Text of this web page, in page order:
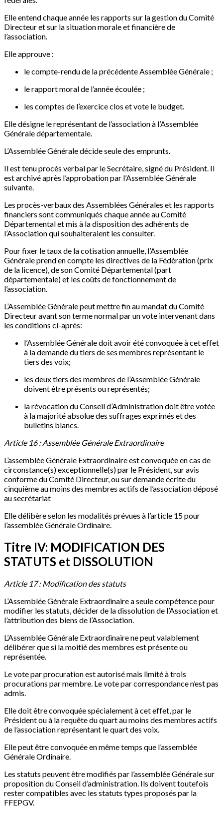
Elle entend chaque année les rapports sur la gestion du Comité
Directeur et sur la situation morale et financière de
l’association.
Elle approuve :
le compte-rendu de la précédente Assemblée Générale ;
le rapport moral de l’année écoulée ;
les comptes de l’exercice clos et vote le budget.
Elle désigne le représentant de l’association à l’Assemblée
Générale départementale.
L’Assemblée Générale décide seule des emprunts.
Il est tenu procès verbal par le Secrétaire, signé du Président. Il
est archivé après l’approbation par l’Assemblée Générale
suivante.
Les procès-verbaux des Assemblées Générales et les rapports
financiers sont communiqués chaque année au Comité
Départemental et mis à la disposition des adhérents de
l’Association qui souhaiteraient les consulter.
Pour fixer le taux de la cotisation annuelle, l’Assemblée
Générale prend en compte les directives de la Fédération (prix
de la licence), de son Comité Départemental (part
départementale) et les coûts de fonctionnement de
l’association.
L’Assemblée Générale peut mettre fin au mandat du Comité
Directeur avant son terme normal par un vote intervenant dans
les conditions ci-après:
l’Assemblée Générale doit avoir été convoquée à cet effet
à la demande du tiers de ses membres représentant le
tiers des voix;
les deux tiers des membres de l’Assemblée Générale
doivent être présents ou représentés;
la révocation du Conseil d’Administration doit être votée
à la majorité absolue des suffrages exprimés et des
bulletins blancs.
Article 16 : Assemblée Générale Extraordinaire
L’assemblée Générale Extraordinaire est convoquée en cas de
circonstance(s) exceptionnelle(s) par le Président, sur avis
conforme du Comité Directeur, ou sur demande écrite du
cinquième au moins des membres actifs de l’association déposé
au secrétariat
Elle délibère selon les modalités prévues à l’article 15 pour
l’assemblée Générale Ordinaire.
Titre IV: MODIFICATION DES
STATUTS et DISSOLUTION
Article 17 : Modification des statuts
L’Assemblée Générale Extraordinaire a seule compétence pour
modifier les statuts, décider de la dissolution de l’Association et
l’attribution des biens de l’Association.
L’Assemblée Générale Extraordinaire ne peut valablement
délibérer que si la moitié des membres est présente ou
représentée.
Le vote par procuration est autorisé mais limité à trois
procurations par membre. Le vote par correspondance n’est pas
admis.
Elle doit être convoquée spécialement à cet effet, par le
Président ou à la requête du quart au moins des membres actifs
de l’association représentant le quart des voix.
Elle peut être convoquée en même temps que l’assemblée
Générale Ordinaire.
Les statuts peuvent être modifiés par l’assemblée Générale sur
proposition du Conseil d’administration. Ils doivent toutefois
rester compatibles avec les statuts types proposés par la
FFEPGV.